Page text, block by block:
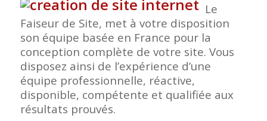
Le
Faiseur de Site, met à votre disposition
son équipe basée en France pour la
conception complète de votre site. Vous
disposez ainsi de l’expérience d’une
équipe professionnelle, réactive,
disponible, compétente et qualifiée aux
résultats prouvés.